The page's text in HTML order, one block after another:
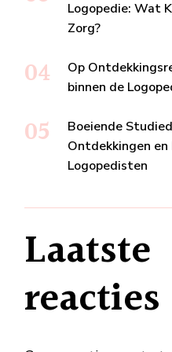
Logopedie: Wat
Zorg?
Op
binnen de
Boeiende
Ontdekkingen
Logopedisten
Laatste
reacties